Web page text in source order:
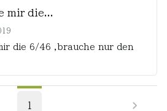
mir die...
die 6/46 ,brauche nur den
1